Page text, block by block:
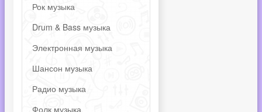
Рок музыка
Drum & Bass музыка
Электронная музыка
Шансон музыка
Радио музыка
Фолк музыка